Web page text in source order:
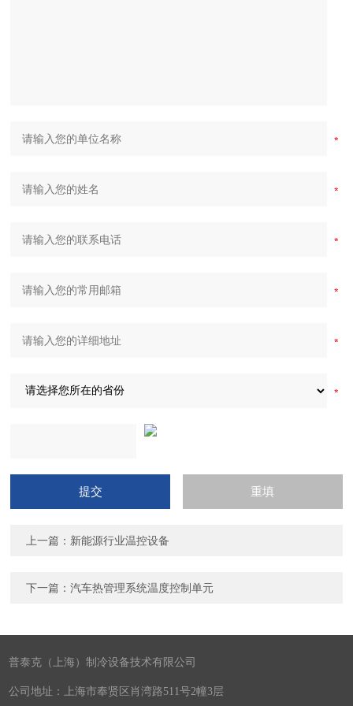
上一篇： 新能源行业温控设备
下一篇：汽车热管理系统温度控制单元
普泰克（上海）制冷设备技术有限公司
公司地址：上海市奉贤区肖湾路511号2幢3层